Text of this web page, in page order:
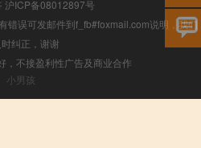
沪ICP备08012897号
错误可发邮件到f_fb#foxmail.com说明，我们
纠正，谢谢
，不接盈利性广告及商业合作
小男孩